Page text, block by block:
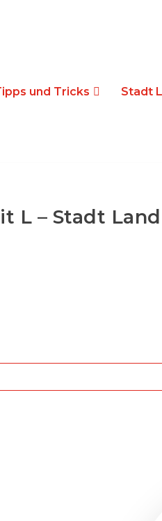
und Tricks Stadt
L – Stadt